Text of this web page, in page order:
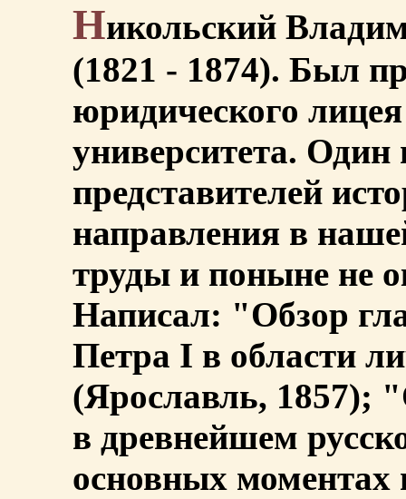
Никольский
(1821 - 1874). Был
юридического
университета. Один
представителей
направления в
труды и поныне не
Написал: "Обзор
Петра I в области
(Ярославль, 1857);
в древнейшем
основных